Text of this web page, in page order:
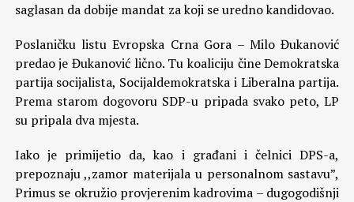
saglasan da dobije mandat za koji se uredno kandidovao.
Poslaničku listu Evropska Crna Gora – Milo Đukanović
predao je Đukanović lično. Tu koaliciju čine Demokratska
partija socijalista, Socijaldemokratska i Liberalna partija.
Prema starom dogovoru SDP-u pripada svako peto, LP
su pripala dva mjesta.
Iako je primijetio da, kao i građani i čelnici DPS-a,
prepoznaju ,,zamor materijala u personalnom sastavu”,
Primus se okružio provjerenim kadrovima – dugogodišnji